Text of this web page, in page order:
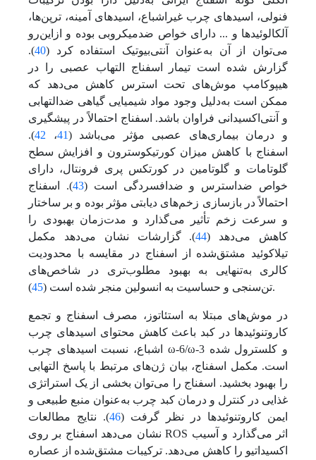
فنولی، اسیدهای چرب غیراشباع، اسیدهای آمینه، ترپن‌ها،
آلکالوئیدها و ... دارای خواص ضد‌میکروبی بوده و از‌این‌رو‌
می‌توان از آن به‌عنوان آنتی‌بیوتیک استفاده کرد (40
).
گزارش شده است تیمار اسفناج التهاب عصبی را در
هیپوکامپ موش‌های تحت استرس کاهش‌ می‌دهد که
ممکن است به‌دلیل وجود مواد شیمیایی گیاهی ضد‌التهابی
و آنتی‌اکسیدانی فراوان باشد. اسفناج احتمالاً در پیشگیری
و درمان بیماری‌های عصبی مؤثر‌ می‌باشد (41، 42
).
اسفناج با کاهش میزان کورتیکوسترون و افزایش سطح
گلوتامات و گلوتامین در کورتکس پری فرونتال، دارای
خواص ضد‌استرس و ضد‌افسردگی است (43). اسفناج
احتمالاً در بازسازی زخم‌های دیابتی مؤثر بوده و بر ساختار
و سرعت زخم تأثیر‌ می‌گذارد و مدت‌زمان بهبودی را
کاهش‌ می‌دهد (44). گزارشات نشان‌ می‌دهد مکمل
تیلاکوئید مشتق‌شده از اسفناج در مقایسه با محدودیت
کالری به‌تنهایی به بهبود مطلوب‌تری در شاخص‌های
تن‌سنجی و حساسیت به انسولین منجر شده است (45 ).
در موش‌های مبتلا به استئاتوز، مصرف اسفناج و تجمع
کاروتنوئیدها در کبد باعث کاهش محتوای اسیدهای چرب
اشباع، نسبت اسیدهای چرب ω-6/ω-3 و کلسترول شده
است. مکمل اسفناج، بیان ژن‌های مرتبط با پاسخ التهابی
را بهبود بخشید. اسفناج را می‌توان بخشی از یک استراتژی
غذایی در کنترل و درمان کبد چرب به‌عنوان منبع طبیعی و
ایمن کاروتنوئیدها در نظر گرفت (46). نتایج مطالعات
نشان‌ می‌دهد اسفناج بر روی ROS اثر‌ می‌گذارد و آسیب
اکسیداتیو را کاهش‌ می‌دهد. ترکیبات مشتق‌شده از عصاره